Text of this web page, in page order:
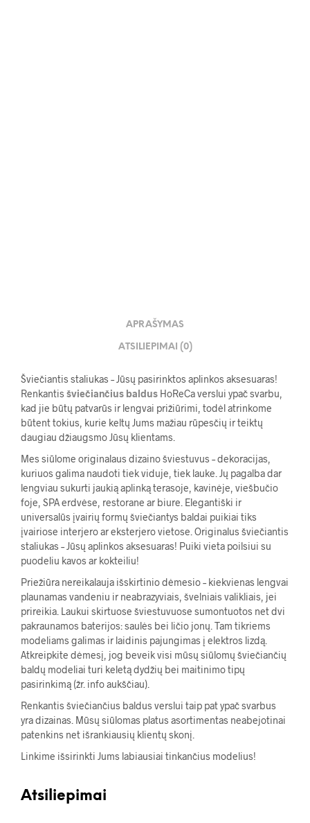
APRAŠYMAS
ATSILIEPIMAI (0)
Šviečiantis staliukas – Jūsų pasirinktos aplinkos aksesuaras!
Renkantis šviečiančius baldus HoReCa verslui ypač svarbu,
kad jie būtų patvarūs ir lengvai prižiūrimi, todėl atrinkome
būtent tokius, kurie keltų Jums mažiau rūpesčių ir teiktų
daugiau džiaugsmo Jūsų klientams.
Mes siūlome originalaus dizaino šviestuvus – dekoracijas,
kuriuos galima naudoti tiek viduje, tiek lauke. Jų pagalba dar
lengviau sukurti jaukią aplinką terasoje, kavinėje, viešbučio
foje, SPA erdvėse, restorane ar biure. Elegantiški ir
universalūs įvairių formų šviečiantys baldai puikiai tiks
įvairiose interjero ar eksterjero vietose. Originalus šviečiantis
staliukas – Jūsų aplinkos aksesuaras! Puiki vieta poilsiui su
puodeliu kavos ar kokteiliu!
Priežiūra nereikalauja išskirtinio dėmesio – kiekvienas lengvai
plaunamas vandeniu ir neabrazyviais, švelniais valikliais, jei
prireikia. Laukui skirtuose šviestuvuose sumontuotos net dvi
pakraunamos baterijos: saulės bei ličio jonų. Tam tikriems
modeliams galimas ir laidinis pajungimas į elektros lizdą.
Atkreipkite dėmesį, jog beveik visi mūsų siūlomų šviečiančių
baldų modeliai turi keletą dydžių bei maitinimo tipų
pasirinkimą (žr. info aukščiau).
Renkantis šviečiančius baldus verslui taip pat ypač svarbus
yra dizainas. Mūsų siūlomas platus asortimentas neabejotinai
patenkins net išrankiausių klientų skonį.
Linkime išsirinkti Jums labiausiai tinkančius modelius!
Atsiliepimai